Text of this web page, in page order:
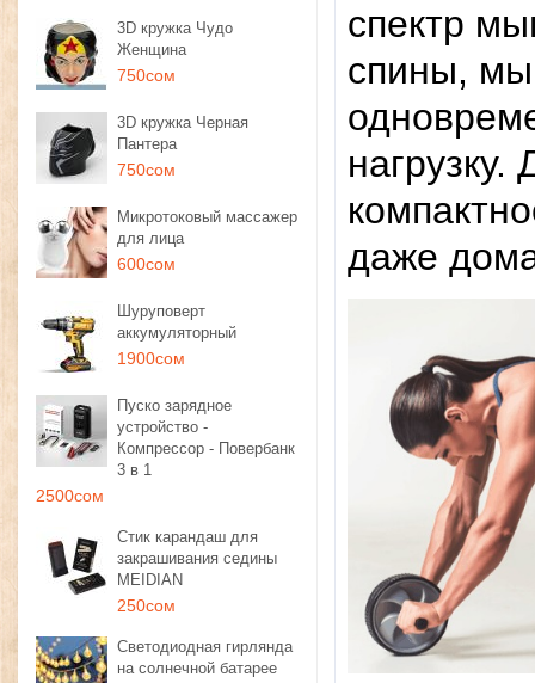
3D кружка Чудо
Женщина
750сом
3D кружка Черная
Пантера
750сом
Микротоковый массажер
для лица
600сом
Шуруповерт
аккумуляторный
1900сом
Пуско зарядное
устройство -
Компрессор - Повербанк
3 в 1
2500сом
Стик карандаш для
закрашивания седины
MEIDIAN
250сом
Светодиодная гирлянда
на солнечной батарее
спектр
спины,
даже